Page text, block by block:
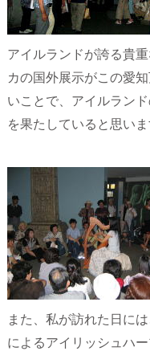
アイルランドが誇る貴
カの国外展示がこの愛
いことで、アイルラン
を果たしていると思いま
また、私が訪れた日に
によるアイリッシュハ